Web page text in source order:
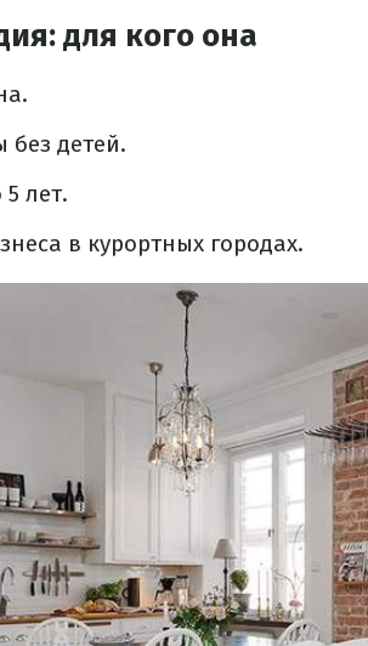
для кого она
без детей.
лет.
в курортных городах.